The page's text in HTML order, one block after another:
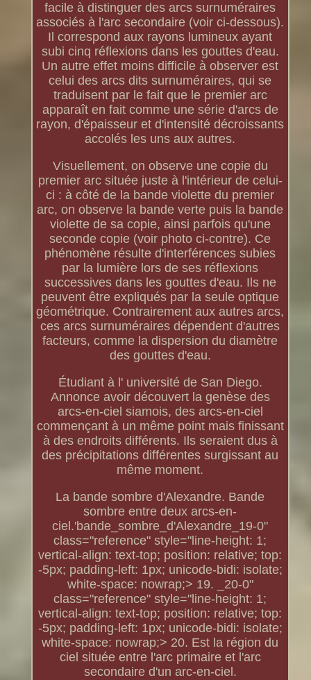
facile à distinguer des arcs surnuméraires
associés à l'arc secondaire (voir ci-dessous).
Il correspond aux rayons lumineux ayant
subi cinq réflexions dans les gouttes d'eau.
Un autre effet moins difficile à observer est
celui des arcs dits surnuméraires, qui se
traduisent par le fait que le premier arc
apparaît en fait comme une série d'arcs de
rayon, d'épaisseur et d'intensité décroissants
accolés les uns aux autres.
Visuellement, on observe une copie du
premier arc située juste à l'intérieur de celui-
ci : à côté de la bande violette du premier
arc, on observe la bande verte puis la bande
violette de sa copie, ainsi parfois qu'une
seconde copie (voir photo ci-contre). Ce
phénomène résulte d'interférences subies
par la lumière lors de ses réflexions
successives dans les gouttes d'eau. Ils ne
peuvent être expliqués par la seule optique
géométrique. Contrairement aux autres arcs,
ces arcs surnuméraires dépendent d'autres
facteurs, comme la dispersion du diamètre
des gouttes d'eau.
Étudiant à l' université de San Diego.
Annonce avoir découvert la genèse des
arcs-en-ciel siamois, des arcs-en-ciel
commençant à un même point mais finissant
à des endroits différents. Ils seraient dus à
des précipitations différentes surgissant au
même moment.
La bande sombre d'Alexandre. Bande
sombre entre deux arcs-en-
ciel.'bande_sombre_d'Alexandre_19-0"
class="reference" style="line-height: 1;
vertical-align: text-top; position: relative; top:
-5px; padding-left: 1px; unicode-bidi: isolate;
white-space: nowrap;> 19. _20-0"
class="reference" style="line-height: 1;
vertical-align: text-top; position: relative; top:
-5px; padding-left: 1px; unicode-bidi: isolate;
white-space: nowrap;> 20. Est la région du
ciel située entre l'arc primaire et l'arc
secondaire d'un arc-en-ciel.